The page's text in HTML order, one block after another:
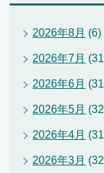
2026年8月 (6)
2026年7月
2026年6月
2026年5月
2026年4月
2026年3月